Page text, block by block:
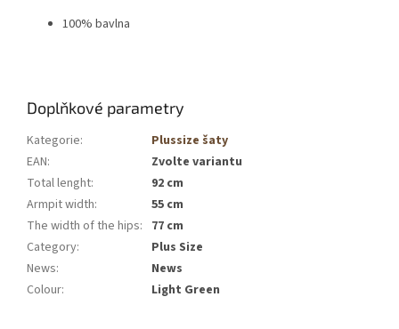
100% bavlna
Doplňkové parametry
Kategorie:
Plussize šaty
EAN:
Zvolte variantu
Total lenght:
92 cm
Armpit width:
55 cm
The width of the hips: 77 cm
Category:
Plus Size
News:
News
Colour: Light Green